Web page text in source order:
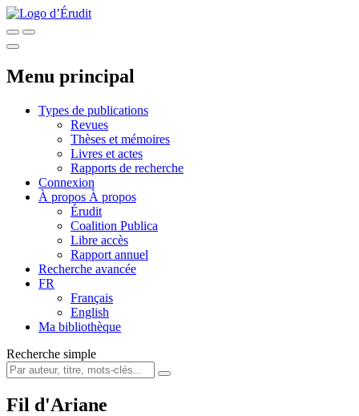
Menu principal
Types de publications
Revues
Thèses et mémoires
Livres et actes
Rapports de recherche
Connexion
À propos À propos
Érudit
Coalition Publica
Libre accès
Rapport annuel
Recherche avancée
FR
Français
English
Ma bibliothèque
Recherche simple
Fil d'Ariane